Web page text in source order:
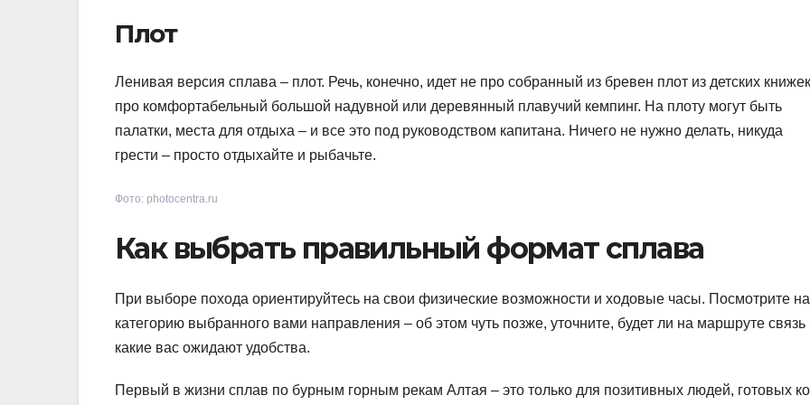
Плот
Ленивая версия сплава – плот. Речь, конечно, идет не про собранный из бревен плот из детских
про комфортабельный большой надувной или деревянный плавучий кемпинг. На плоту могут быть
палатки, места для отдыха – и все это под руководством капитана. Ничего не нужно делать, никуда
грести – просто отдыхайте и рыбачьте.
Фото: photocentra.ru
Как выбрать правильный формат сплава
При выборе похода ориентируйтесь на свои физические возможности и ходовые часы. Посмотрите на
категорию выбранного вами направления – об этом чуть позже, уточните, будет ли на маршруте связь
какие вас ожидают удобства.
Первый в жизни сплав по бурным горным рекам Алтая – это только для позитивных людей, готовых ко